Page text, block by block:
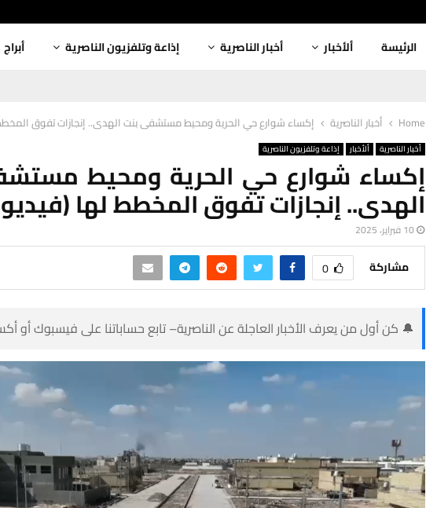
الرئيسة ألأخبار أخبار الناصرية إذاعة وتلفزيون الناصرية أبراج
Home أخبار الناصرية إكساء شوارع حي الحرية ومحيط مستشفى بنت الهدى.. إنجازات تفوق
أخبار الناصرية ألأخبار إذاعة وتلفزيون الناصرية
إكساء شوارع حي الحرية ومحيط
الهدى.. إنجازات تفوق المخطط لها
10 فبراير، 2025
مشاركة 0
🔔 كن أول من يعرف الأخبار العاجلة عن الناصرية– تابع حساباتنا على فيسبوك أو